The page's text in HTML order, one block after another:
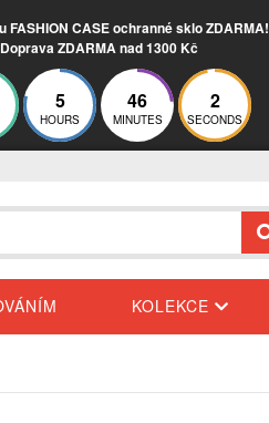
FASHION CASE ochranné sklo ZDARMA!
Doprava ZDARMA nad 1300 Kč
5
HOURS
46
MINUTES
1
SECONDS
KOLEKCE